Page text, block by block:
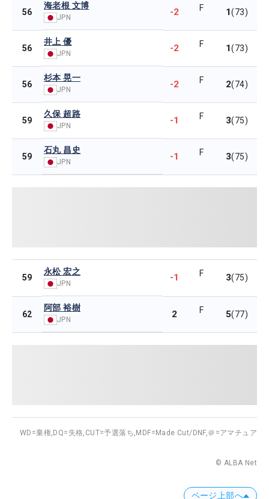
56
海老根 文博
JPN -2 F 1(73)
56
井上 優
JPN -2 F 1(73)
56
杉本 晃一
JPN -2 F 2(74)
59
久保 超路
JPN -1 F 3(75)
59
石丸 昌史
JPN -1 F 3(75)
59
永松 宏之
JPN
-1 F 3(75)
62
阿部 裕樹
JPN 2 F 5(77)
WD=棄権, DQ=失格, CUT=予選落ち, MDF=Made Cut/DNF,＠=アマチュア
© ALBA Net
ページ上部へ